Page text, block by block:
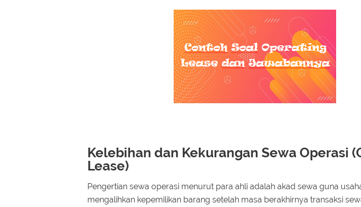
Kelebihan dan Kekurangan Sewa Operasi
Lease)
Pengertian sewa operasi menurut para ahli adalah akad sewa guna
mengalihkan kepemilikan barang setelah masa berakhirnya transaksi